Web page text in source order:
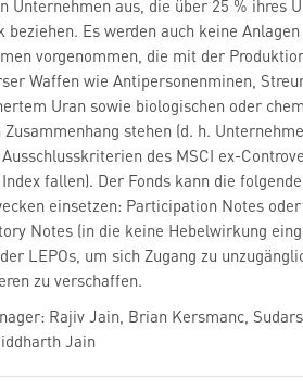
Unternehmen aus, die über 25 % ihres
beziehen. Es werden auch keine
vorgenommen, die mit der
Waffen wie Antipersonenminen,
Uran sowie biologischen oder
Zusammenhang stehen (d. h.
des MSCI ex-
fallen). Der Fonds kann die
einsetzen: Participation Notes oder
Notes (in die keine Hebelwirkung
LEPOs, um sich Zugang zu
zu verschaffen.
Rajiv Jain, Brian Kersmanc,
Jain